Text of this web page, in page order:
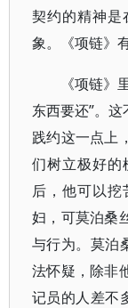
契约的精神是
象。《项链》
《项链》
东西要还”。
践约这一点上
们树立极好的
后，他可以
妇，可莫泊桑
与行为。莫泊
法怀疑，除非
记员的人差不